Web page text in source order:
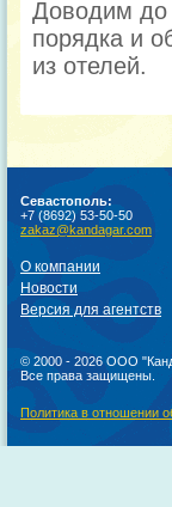
Доводим до
порядка и
из отелей.
Севастополь:
+7 (8692) 53-50-50
zakaz@kandagar.com
О компании
Новости
Версия для агентств
© 2000 - 2026 ООО
Все права защищены.
Политика в отношении